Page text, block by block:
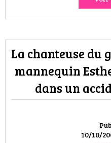
10/10/
La chanteuse du
mannequin
dans un